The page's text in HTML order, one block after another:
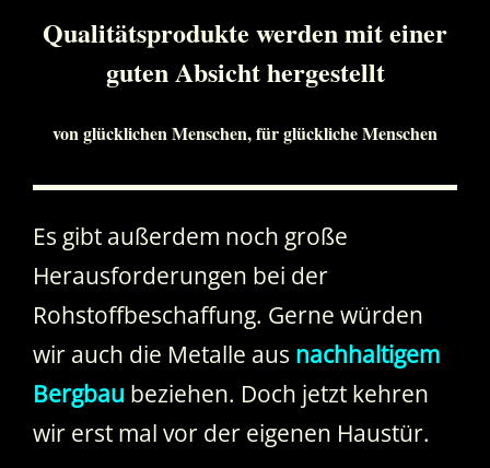
Qualitätsprodukte werden mit einer
guten Absicht hergestellt
von glücklichen Menschen, für glückliche Menschen
Es gibt außerdem noch große
Herausforderungen bei der
Rohstoffbeschaffung. Gerne würden
wir auch die Metalle aus nachhaltigem
Bergbau beziehen. Doch jetzt kehren
wir erst mal vor der eigenen Haustür.